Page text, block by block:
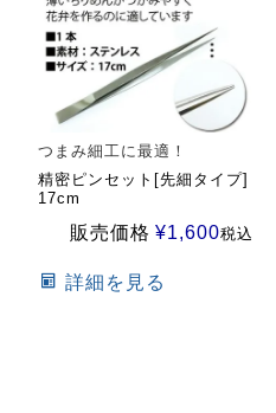
つまみ細工に最適！
精密ピンセット[先細タイプ]
17cm
販売価格 ¥1,600税込
詳細を見る